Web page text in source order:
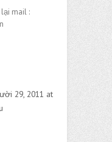
mail :
29, 2011 at